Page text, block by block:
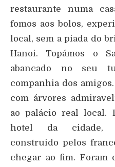
restaurante numa
fomos aos bolos,
local, sem a piada do
Hanoi. Topámos o
abancado no seu
companhia dos
com árvores
ao palácio real local.
hotel da cidade,
construido pelos
chegar ao fim. Foram